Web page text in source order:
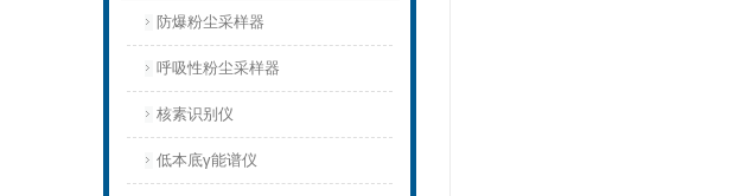
防爆粉尘采样器
呼吸性粉尘采样器
核素识别仪
低本底γ能谱仪